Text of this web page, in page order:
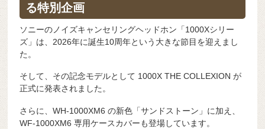
る特別企画
ソニーのノイズキャンセリングヘッドホン「1000Xシリー
ズ」は、2026年に誕生10周年という大きな節目を迎えまし
た。
そして、その記念モデルとして 1000X THE COLLEXION が
正式に発表されました。
さらに、WH-1000XM6 の新色「サンドストーン」に加え、
WF-1000XM6 専用ケースカバーも登場しています。